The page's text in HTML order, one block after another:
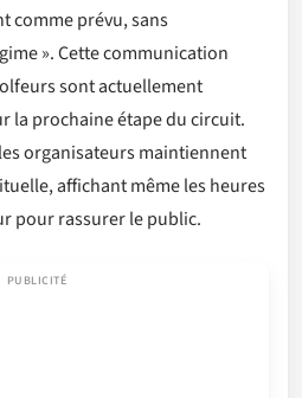
comme prévu, sans
». Cette communication
sont actuellement
la prochaine étape du circuit.
organisateurs maintiennent
affichant même les heures
pour rassurer le public.